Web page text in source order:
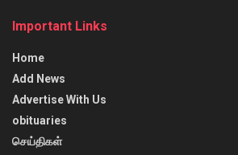
Important Links
Home
Add News
Advertise With Us
obituaries
செய்திகள்